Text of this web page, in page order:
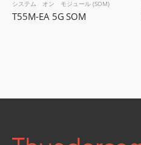
システム オン モジュール (SOM)
T55M-EA 5G SOM